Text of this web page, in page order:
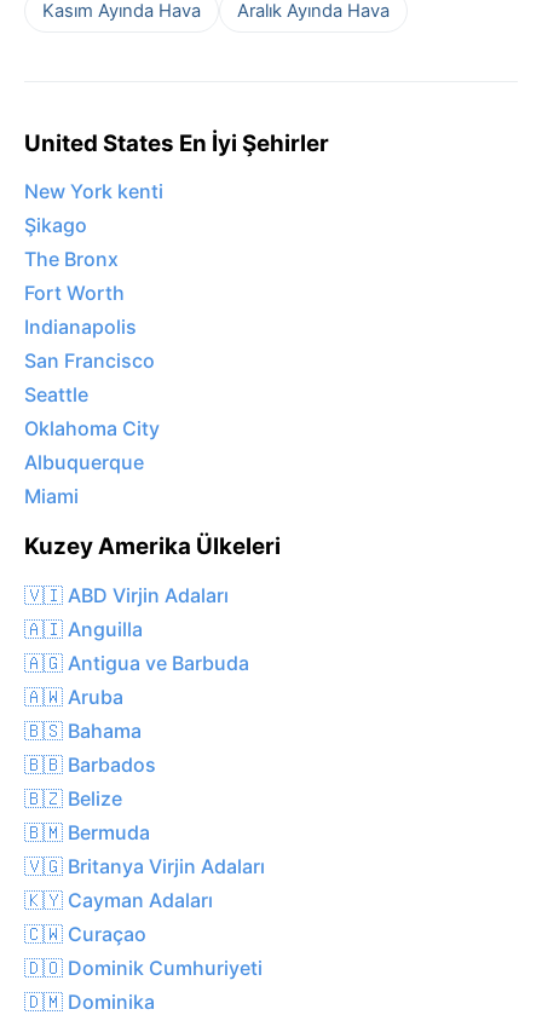
Kasım Ayında Hava Aralık Ayında Hava
United States En İyi Şehirler
New York kenti
Şikago
The Bronx
Fort Worth
Indianapolis
San Francisco
Seattle
Oklahoma City
Albuquerque
Miami
Kuzey Amerika Ülkeleri
🇻🇮 ABD Virjin Adaları
🇦🇮 Anguilla
🇦🇬 Antigua ve Barbuda
🇦🇼 Aruba
🇧🇸 Bahama
🇧🇧 Barbados
🇧🇿 Belize
🇧🇲 Bermuda
🇻🇬 Britanya Virjin Adaları
🇰🇾 Cayman Adaları
🇨🇼 Curaçao
🇩🇴 Dominik Cumhuriyeti
🇩🇲 Dominika